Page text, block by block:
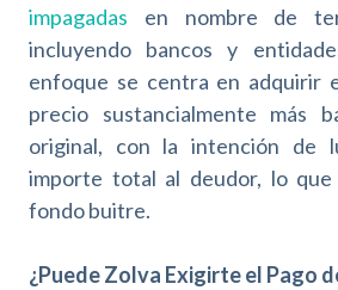
impagadas en nombre de
incluyendo bancos y
enfoque se centra en adquirir
precio sustancialmente más
original, con la intención de
importe total al deudor, lo que
fondo buitre.
¿Puede Zolva Exigirte el Pago